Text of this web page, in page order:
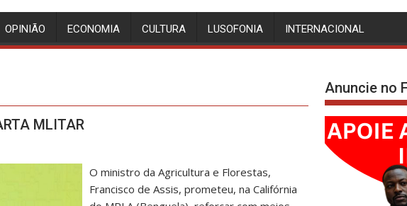
OPINIÃO ECONOMIA CULTURA LUSOFONIA INTERNACIONAL
MLITAR
O ministro da Agricultura e Florestas,
Francisco de Assis, prometeu, na Califórnia
Anuncie no